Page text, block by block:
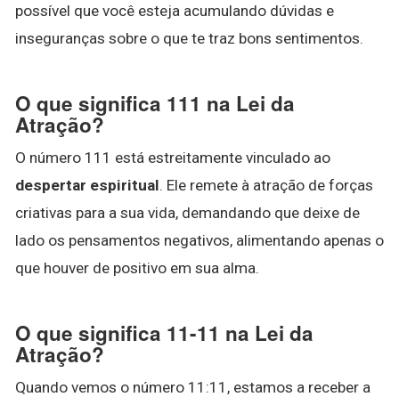
possível que você esteja acumulando dúvidas e
inseguranças sobre o que te traz bons sentimentos.
O que significa 111 na Lei da
Atração?
O número 111 está estreitamente vinculado ao
despertar espiritual. Ele remete à atração de forças
criativas para a sua vida, demandando que deixe de
lado os pensamentos negativos, alimentando apenas o
que houver de positivo em sua alma.
O que significa 11-11 na Lei da
Atração?
Quando vemos o número 11:11, estamos a receber a